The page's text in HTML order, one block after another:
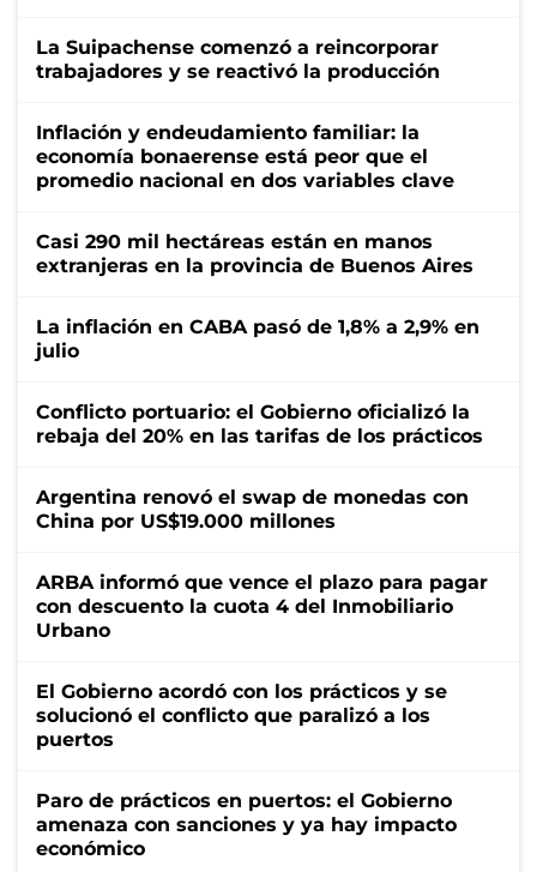
La Suipachense comenzó a reincorporar
trabajadores y se reactivó la producción
Inflación y endeudamiento familiar: la
economía bonaerense está peor que el
promedio nacional en dos variables clave
Casi 290 mil hectáreas están en manos
extranjeras en la provincia de Buenos Aires
La inflación en CABA pasó de 1,8% a 2,9% en
julio
Conflicto portuario: el Gobierno oficializó la
rebaja del 20% en las tarifas de los prácticos
Argentina renovó el swap de monedas con
China por US$19.000 millones
ARBA informó que vence el plazo para pagar
con descuento la cuota 4 del Inmobiliario
Urbano
El Gobierno acordó con los prácticos y se
solucionó el conflicto que paralizó a los
puertos
Paro de prácticos en puertos: el Gobierno
amenaza con sanciones y ya hay impacto
económico